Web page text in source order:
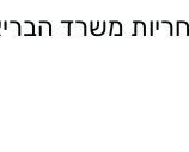
משרד